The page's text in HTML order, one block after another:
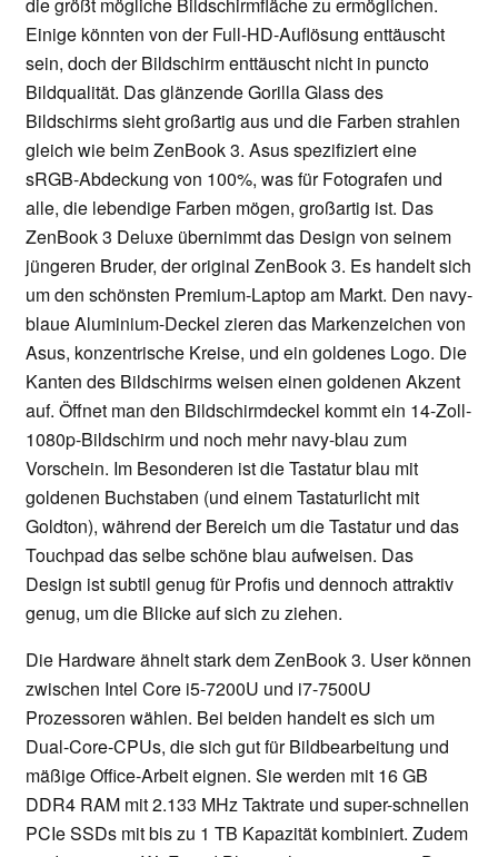
die größt mögliche Bildschirmfläche zu ermöglichen.
Einige könnten von der Full-HD-Auflösung enttäuscht
sein, doch der Bildschirm enttäuscht nicht in puncto
Bildqualität. Das glänzende Gorilla Glass des
Bildschirms sieht großartig aus und die Farben strahlen
gleich wie beim ZenBook 3. Asus spezifiziert eine
sRGB-Abdeckung von 100%, was für Fotografen und
alle, die lebendige Farben mögen, großartig ist. Das
ZenBook 3 Deluxe übernimmt das Design von seinem
jüngeren Bruder, der original ZenBook 3. Es handelt sich
um den schönsten Premium-Laptop am Markt. Den navy-
blaue Aluminium-Deckel zieren das Markenzeichen von
Asus, konzentrische Kreise, und ein goldenes Logo. Die
Kanten des Bildschirms weisen einen goldenen Akzent
auf. Öffnet man den Bildschirmdeckel kommt ein 14-Zoll-
1080p-Bildschirm und noch mehr navy-blau zum
Vorschein. Im Besonderen ist die Tastatur blau mit
goldenen Buchstaben (und einem Tastaturlicht mit
Goldton), während der Bereich um die Tastatur und das
Touchpad das selbe schöne blau aufweisen. Das
Design ist subtil genug für Profis und dennoch attraktiv
genug, um die Blicke auf sich zu ziehen.
Die Hardware ähnelt stark dem ZenBook 3. User können
zwischen Intel Core i5-7200U und i7-7500U
Prozessoren wählen. Bei beiden handelt es sich um
Dual-Core-CPUs, die sich gut für Bildbearbeitung und
mäßige Office-Arbeit eignen. Sie werden mit 16 GB
DDR4 RAM mit 2.133 MHz Taktrate und super-schnellen
PCIe SSDs mit bis zu 1 TB Kapazität kombiniert. Zudem